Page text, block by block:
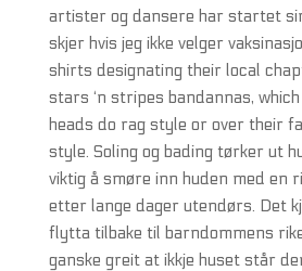
artister og dansere har startet
skjer hvis jeg ikke velger
shirts designating their local
stars ‘n stripes bandannas,
heads do rag style or over their
style. Soling og bading tørker ut
viktig å smøre inn huden med en
etter lange dager utendørs. Det
flytta tilbake til barndommens
ganske greit at ikkje huset står